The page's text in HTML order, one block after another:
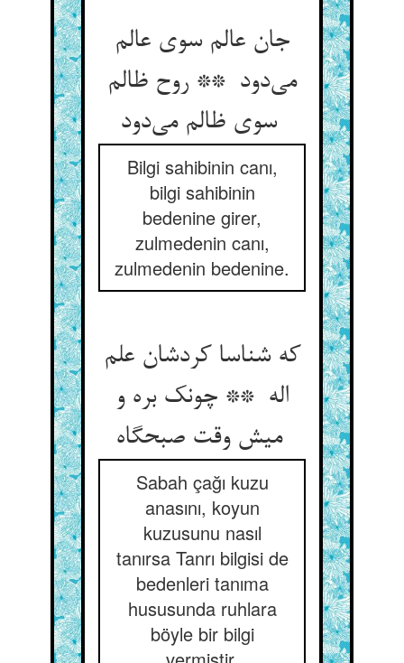
جان عالم سوی عالم
می‌دود ** روح ظالم
سوی ظالم می‌دود
Bilgi sahibinin canı,
bilgi sahibinin
bedenine girer,
zulmedenin canı,
zulmedenin bedenine.
که شناسا کردشان علم
اله ** چونک بره و
میش وقت صبحگاه
Sabah çağı kuzu
anasını, koyun
kuzusunu nasıl
tanırsa Tanrı bilgisi de
bedenleri tanıma
hususunda ruhlara
böyle bir bilgi